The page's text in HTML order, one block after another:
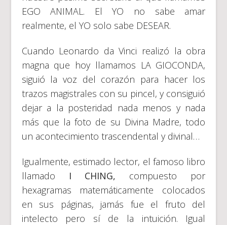
EGO ANIMAL. El YO no sabe amar
realmente, el YO solo sabe DESEAR.
Cuando Leonardo da Vinci realizó la obra
magna que hoy llamamos LA GIOCONDA,
siguió la voz del corazón para hacer los
trazos magistrales con su pincel, y consiguió
dejar a la posteridad nada menos y nada
más que la foto de su Divina Madre, todo
un acontecimiento trascendental y divinal…
Igualmente, estimado lector, el famoso libro
llamado
I CHING, compuesto por
hexagramas matemáticamente colocados
en sus páginas, jamás fue el fruto del
intelecto pero sí de la intuición. Igual